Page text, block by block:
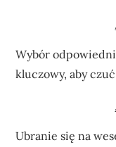
Wybór
kluczowy, aby
Ubranie się na